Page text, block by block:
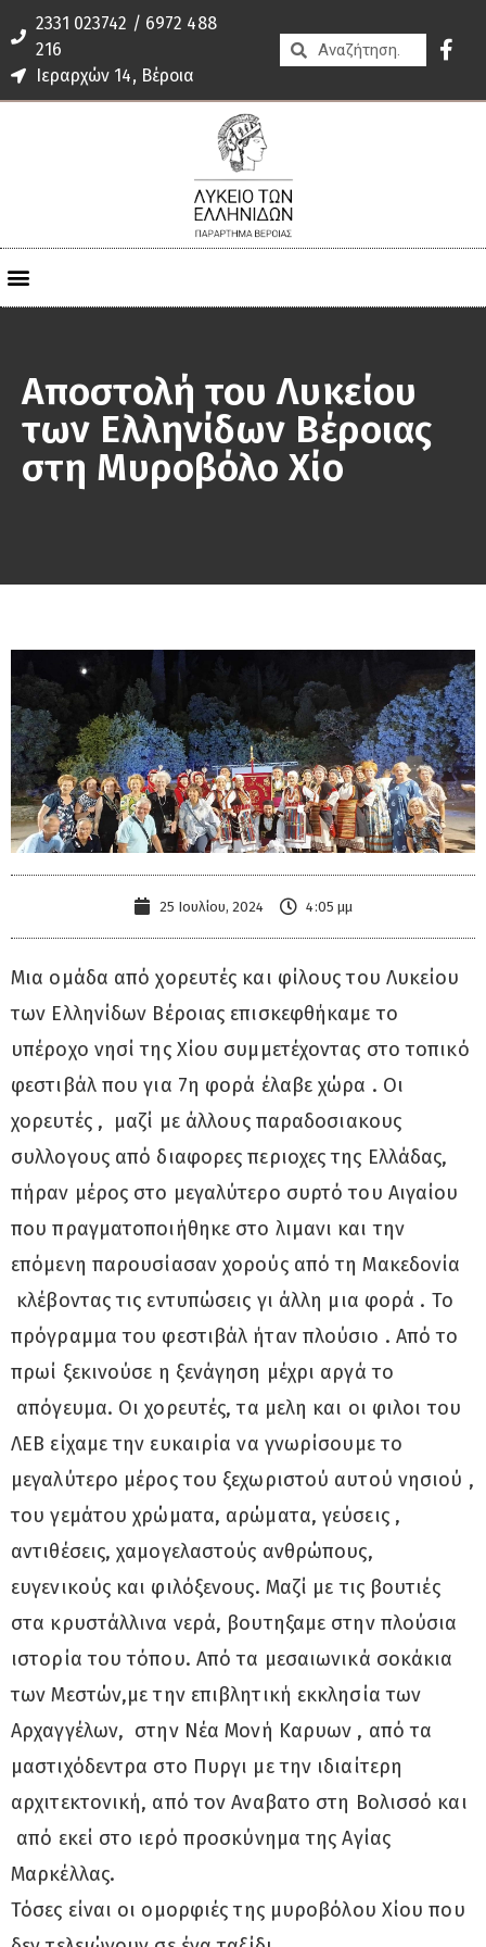
2331 023742 / 6972 488
216
Ιεραρχών 14, Βέροια
Αποστολή του Λυκείου
των Ελληνίδων Βέροιας
στη Μυροβόλο Χίο
25 Ιουλίου, 2024 4:05 μμ
Μια ομάδα από χορευτές και φίλους του Λυκείου
των Ελληνίδων Βέροιας επισκεφθήκαμε το
υπέροχο νησί της Χίου συμμετέχοντας στο τοπικό
φεστιβάλ που για 7η φορά έλαβε χώρα . Οι
χορευτές , μαζί με άλλους παραδοσιακους
συλλογους από διαφορες περιοχες της Ελλάδας,
πήραν μέρος στο μεγαλύτερο συρτό του Αιγαίου
που πραγματοποιήθηκε στο λιμανι και την
επόμενη παρουσίασαν χορούς από τη Μακεδονία
κλέβοντας τις εντυπώσεις γι άλλη μια φορά . Το
πρόγραμμα του φεστιβάλ ήταν πλούσιο . Από το
πρωί ξεκινούσε η ξενάγηση μέχρι αργά το
απόγευμα. Οι χορευτές, τα μελη και οι φιλοι του
ΛΕΒ είχαμε την ευκαιρία να γνωρίσουμε το
μεγαλύτερο μέρος του ξεχωριστού αυτού νησιού ,
του γεμάτου χρώματα, αρώματα, γεύσεις ,
αντιθέσεις, χαμογελαστούς ανθρώπους,
ευγενικούς και φιλόξενους. Μαζί με τις βουτιές
στα κρυστάλλινα νερά, βουτηξαμε στην πλούσια
ιστορία του τόπου. Από τα μεσαιωνικά σοκάκια
των Μεστών,με την επιβλητική εκκλησία των
Αρχαγγέλων, στην Νέα Μονή Καρυων , από τα
μαστιχόδεντρα στο Πυργι με την ιδιαίτερη
αρχιτεκτονική, από τον Αναβατο στη Βολισσό και
από εκεί στο ιερό προσκύνημα της Αγίας
Μαρκέλλας.
Τόσες είναι οι ομορφιές της μυροβόλου Χίου που